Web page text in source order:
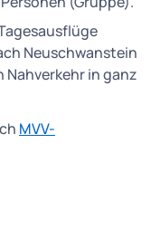
Neuschwanstein
in ganz
MVV-